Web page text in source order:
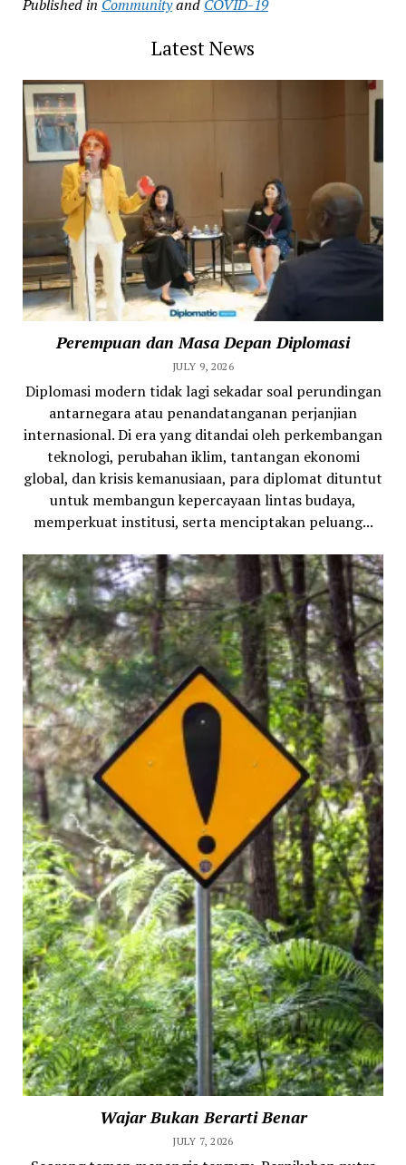
Published in Communityand COVID-19
Latest News
Perempuan dan Masa Depan Diplomasi
JULY 9, 2026
Diplomasi modern tidak lagi sekadar soal perundingan
antarnegara atau penandatanganan perjanjian
internasional. Di era yang ditandai oleh perkembangan
teknologi, perubahan iklim, tantangan ekonomi
global, dan krisis kemanusiaan, para diplomat dituntut
untuk membangun kepercayaan lintas budaya,
memperkuat institusi, serta menciptakan peluang...
Wajar Bukan Berarti Benar
JULY 7, 2026